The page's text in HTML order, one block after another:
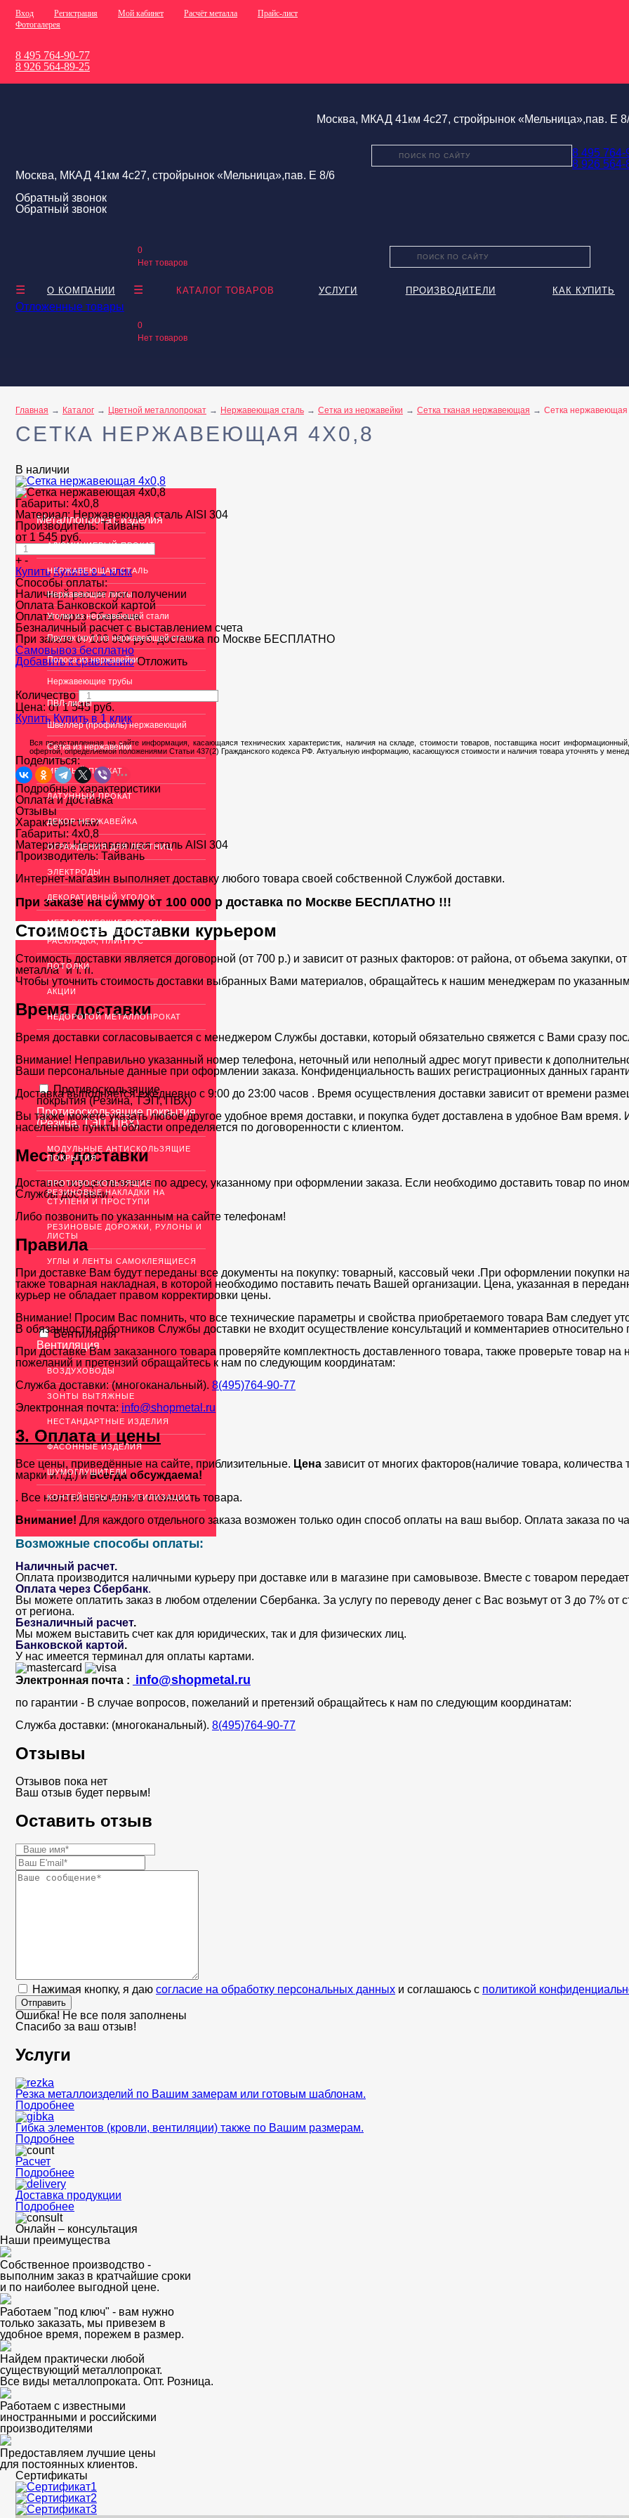
Вход Регистрация Мой кабинет Расчёт металла
Прайс-лист
Фотогалерея
8 495 764-90-77
8 926 564-89-25
Москва, МКАД 41км 4с27, стройрынок «Мельница»,пав. Е
8 495 764-
8 926 564-
Москва, МКАД 41км 4с27, стройрынок «Мельница»,пав. Е 8/6
Обратный звонок
Обратный звонок
0
Нет товаров
О КОМПАНИИ КАТАЛОГ ТОВАРОВ УСЛУГИ ПРОИЗВОДИТЕЛИ КАК КУПИТЬ
Отложенные товары
0
Нет товаров
Главная Каталог Цветной металлопрокат Нержавеющая сталь Сетка из нержавейки Сетка тканая нержавеющая Сетка нержавеющая
СЕТКА НЕРЖАВЕЮЩАЯ 4X0,8
Металлопрокат, изделия
АЛЮМИНИЕВЫЙ ПРОКАТ
НЕРЖАВЕЮЩАЯ СТАЛЬ
Нержавеющие листы
Уголки из нержавеющей стали
Пруток (круг) из нержавеющей стали
Полоса из нержавейки
Нержавеющие трубы
ПВЛ-листы
Швеллер (профиль) нержавеющий
Сетка из нержавейки
МЕДНЫЙ ПРОКАТ
ЛАТУННЫЙ ПРОКАТ
ДЕКОР НЕРЖАВЕЙКА
ОГРАЖДЕНИЯ ДЛЯ ЛЕСТНИЦ
ЭЛЕКТРОДЫ
ДЕКОРАТИВНЫЙ УГОЛОК
МЕТАЛЛИЧЕСКИЕ ПОРОГИ
НАПОЛЬНЫЕ (ДЛЯ ПОЛА),
РАСКЛАДКА, ПЛИНТУС
ПОТОЛКИ
АКЦИИ
НЕДОРОГОЙ МЕТАЛЛОПРОКАТ
Противоскользящие
покрытия (Резина, ТЭП, ПВХ)
Противоскользящие покрытия
(Резина, ТЭП, ПВХ)
МОДУЛЬНЫЕ АНТИСКОЛЬЗЯЩИЕ
ПОКРЫТИЯ
ПРОТИВОСКОЛЬЗЯЩИЕ
РЕЗИНОВЫЕ НАКЛАДКИ НА
СТУПЕНИ И ПРОСТУПИ
РЕЗИНОВЫЕ ДОРОЖКИ, РУЛОНЫ И
ЛИСТЫ
УГЛЫ И ЛЕНТЫ САМОКЛЕЯЩИЕСЯ
Вентиляция
Вентиляция
ВОЗДУХОВОДЫ
ЗОНТЫ ВЫТЯЖНЫЕ
НЕСТАНДАРТНЫЕ ИЗДЕЛИЯ
ФАСОННЫЕ ИЗДЕЛИЯ
ШУМОГЛУШИТЕЛИ
КОНТЕЙНЕРЫ ДЛЯ УТИЛИЗАЦИИ
В наличии
Габариты: 4x0,8
Материал:Нержавеющая сталь AISI 304
Производитель:Тайвань
от 1 545руб.
+ -
Купить Купить в 1 клик
Способы оплаты:
Наличный расчет при получении
Оплата Банковской картой
Оплата через Сбербанк
Безналичный расчет с выставлением счета
При заказе от 100 000 руб. доставка по Москве БЕСПЛАТНО
Cамовывоз бесплатно
Добавить к сравнению Отложить
Количество
Цена: от1 545руб.
Купить Купить в 1 клик
Вся представленная на сайте информация, касающаяся технических характеристик, наличия на складе, стоимости товаров, поставщика носит
офертой, определяемой положениями Статьи 437(2) Гражданского кодекса РФ. Актуальную информацию, касающуюся стоимости и наличия товара уточнять у
Поделиться:
Подробные характеристики
Оплата и доставка
Отзывы
Характеристики
Габариты:4x0,8
Материал:Нержавеющая сталь AISI 304
Производитель: Тайвань
Интернет-магазин выполняет доставку любого товара своей собственной Службой доставки.
При заказе на сумму от 100 000 р доставка по Москве БЕСПЛАТНО !!!
Стоимость доставки курьером
Стоимость доставки является договорной (от 700 р.) и зависит от разных факторов: от района, от объема закупки,
металла" и т. п.
Чтобы уточнить стоимость доставки выбранных Вами материалов, обращайтесь к нашим менеджерам по указанным
Время доставки
Время доставки согласовывается с менеджером Службы доставки, который обязательно свяжется с Вами сразу
Внимание! Неправильно указанный номер телефона, неточный или неполный адрес могут привести к
Ваши персональные данные при оформлении заказа. Конфиденциальность ваших регистрационных данных
Доставка выполняется ежедневно с 9:00 до 23:00 часов . Время осуществления доставки зависит от времени
Вы также можете указать любое другое удобное время доставки, и покупка будет доставлена в удобное Вам
населенные пункты области определяется по договоренности с клиентом.
Место доставки
Доставка осуществляется по адресу, указанному при оформлении заказа. Если необходимо доставить товар по
Службы доставки .
Либо позвонить по указанным на сайте телефонам!
Правила
При доставке Вам будут переданы все документы на покупку: товарный, кассовый чеки .При оформлении покупки
также товарная накладная, в которой необходимо поставить печать Вашей организации. Цена, указанная в
курьер не обладает правом корректировки цены.
Внимание! Просим Вас помнить, что все технические параметры и свойства приобретаемого товара Вам следует
В обязанности работников Службы доставки не входит осуществление консультаций и комментариев относительно
При доставке Вам заказанного товара проверяйте комплектность доставленного товара, также проверьте товар
пожеланий и претензий обращайтесь к нам по следующим координатам:
Служба доставки: (многоканальный). 8(495)764-90-77
Электронная почта:info@shopmetal.ru
3. Оплата и цены
Все цены, приведённые на сайте, приблизительные. Цена зависит от многих факторов(наличие товара,
марки и.т.д.) ивсегда обсуждаема!
. Все налоги включены в стоимость товара.
Внимание! Для каждого отдельного заказа возможен только один способ оплаты на ваш выбор. Оплата заказа по
Возможные способы оплаты:
Наличный расчет.
Оплата производится наличными курьеру при доставке или в магазине при самовывозе. Вместе с товаром
Оплата через Сбербанк.
Вы можете оплатить заказ в любом отделении Сбербанка. За услугу по переводу денег с Вас возьмут от 3 до 7% от
от региона.
Безналичный расчет.
Мы можем выставить счет как для юридических, так и для физических лиц.
Банковской картой.
У нас имеется терминал для оплаты картами.
Электронная почта : info@shopmetal.ru
по гарантии - В случае вопросов, пожеланий и претензий обращайтесь к нам по следующим координатам:
Служба доставки: (многоканальный). 8(495)764-90-77
Отзывы
Отзывов пока нет
Ваш отзыв будет первым!
Оставить отзыв
Нажимая кнопку, я даю согласие на обработку персональных данных и соглашаюсь с политикой
Отправить
Ошибка! Не все поля заполнены
Спасибо за ваш отзыв!
Услуги
Резка металлоизделий по Вашим замерам или готовым шаблонам.
Подробнее
Гибка элементов (кровли, вентиляции) также по Вашим размерам.
Подробнее
Расчет
Подробнее
Доставка продукции
Подробнее
Онлайн – консультация
Наши преимущества
Собственное производство -
выполним заказ в кратчайшие сроки
и по наиболее выгодной цене.
Работаем "под ключ" - вам нужно
только заказать, мы привезем в
удобное время, порежем в размер.
Найдем практически любой
существующий металлопрокат.
Все виды металлопроката. Опт. Розница.
Работаем с известными
иностранными и российскими
производителями
Предоставляем лучшие цены
для постоянных клиентов.
Сертификаты